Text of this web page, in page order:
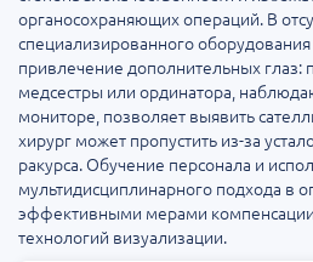
органосохраняющих операций. В
специализированного
привлечение дополнительных глаз:
медсестры или ординатора,
мониторе, позволяет выявить
хирург может пропустить из-за
ракурса. Обучение персонала и
мультидисциплинарного подхода в
эффективными мерами компенсации
технологий визуализации.